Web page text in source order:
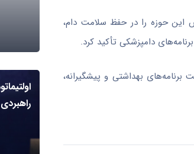
این حوزه را در حفظ سلامت دام،
دامپزشکی تأکید کرد.
بهداشتی و پیشگیرانه،